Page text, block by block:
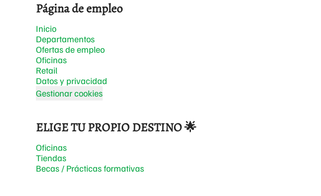
Página de empleo
Inicio
Departamentos
Ofertas de empleo
Oficinas
Retail
Datos y privacidad
Gestionar cookies
ELIGE TU PROPIO DESTINO 🌟
Oficinas
Tiendas
Becas / Prácticas formativas